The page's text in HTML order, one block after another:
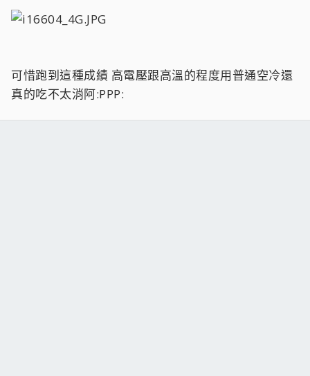
可惜跑到這種成績 高電壓跟高溫的程度用普通空冷還
真的吃不太消阿:PPP: